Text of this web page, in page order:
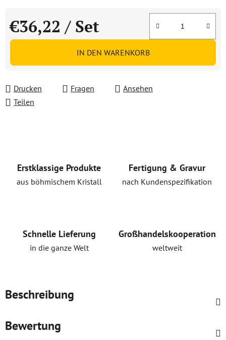
€36,22 / Set
Verkaufspreis:
IN DEN WARENKORB
Drucken Fragen
Ansehen
Teilen
Erstklassige Produkte
aus böhmischem Kristall
Fertigung & Gravur
nach Kundenspezifikation
Schnelle Lieferung
in die ganze Welt
Großhandelskooperation
weltweit
Beschreibung
Bewertung